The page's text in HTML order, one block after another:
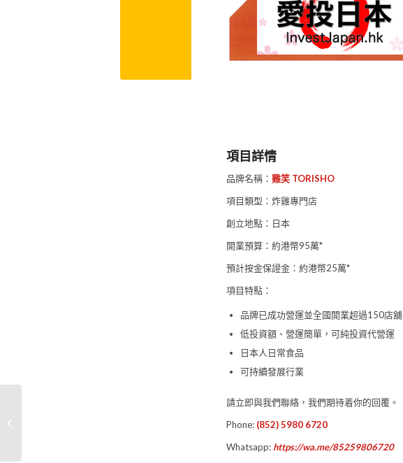
項目詳情
品牌名稱： 雞笑 TORISHO
項目類型：炸雞專門店
創立地點：日本
開業預算：約港幣95萬*
預計按金保證金：約港幣25萬*
項目特點：
品牌已成功營運並全國開業超過150店舖
低投資額、營運簡單，可純投資代營運
日本人日常食品
可持續發展行業
請立即與我們聯絡，我們期待着你的回覆。
Phone: (852) 5980 6720
Whatsapp: https://wa.me/85259806720